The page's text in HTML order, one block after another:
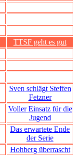
TTSF geht es gut
Sven schlägt Steffen
Fetzner
Voller Einsatz für die
Jugend
Das erwartete Ende
der Serie
Hohberg überrascht